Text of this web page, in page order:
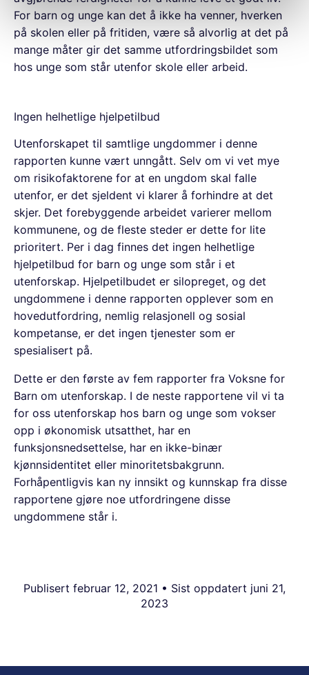
For barn og unge kan det å ikke ha venner, hverken
på skolen eller på fritiden, være så alvorlig at det på
mange måter gir det samme utfordringsbildet som
hos unge som står utenfor skole eller arbeid.
Ingen helhetlige hjelpetilbud
Utenforskapet til samtlige ungdommer i denne
rapporten kunne vært unngått. Selv om vi vet mye
om risikofaktorene for at en ungdom skal falle
utenfor, er det sjeldent vi klarer å forhindre at det
skjer. Det forebyggende arbeidet varierer mellom
kommunene, og de fleste steder er dette for lite
prioritert. Per i dag finnes det ingen helhetlige
hjelpetilbud for barn og unge som står i et
utenforskap. Hjelpetilbudet er silopreget, og det
ungdommene i denne rapporten opplever som en
hovedutfordring, nemlig relasjonell og sosial
kompetanse, er det ingen tjenester som er
spesialisert på.
Dette er den første av fem rapporter fra Voksne for
Barn om utenforskap. I de neste rapportene vil vi ta
for oss utenforskap hos barn og unge som vokser
opp i økonomisk utsatthet, har en
funksjonsnedsettelse, har en ikke-binær
kjønnsidentitet eller minoritetsbakgrunn.
Forhåpentligvis kan ny innsikt og kunnskap fra disse
rapportene gjøre noe utfordringene disse
ungdommene står i.
Publisert februar 12, 2021 • Sist oppdatert juni 21,
2023